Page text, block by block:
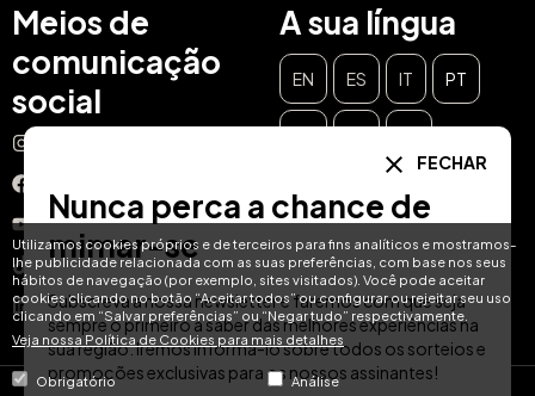
Utilizamos cookies próprios e de terceiros para fins analíticos e mostramos-
lhe publicidade relacionada com as suas preferências, com base nos seus
hábitos de navegação (por exemplo, sites visitados). Você pode aceitar
cookies clicando no botão “Aceitar todos” ou configurar ou rejeitar seu uso
clicando em “Salvar preferências” ou “Negar tudo” respectivamente.
Veja nossa Política de Cookies para mais detalhes
Obrigatório Análise
Meios de
comunicação
social
YouTube
TikTok
LinkedIn
A sua língua
EN ES IT PT
FECHAR
Nunca perca a chance de
mimar-se
Subscreva a nossa newsletter e faremos com que seja
sempre o primeiro a saber das melhores experiências na
sua região. Iremos informá-lo sobre todos os sorteios e
promoções exclusivas para os nossos assinantes!